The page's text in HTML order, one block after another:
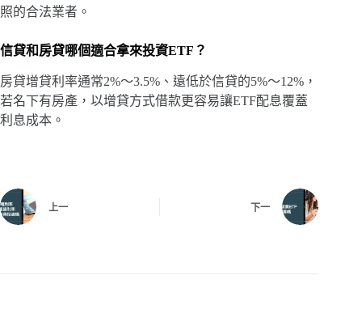
照的合法業者。
信貸和房貸哪個適合拿來投資ETF？
房貸增貸利率通常2%～3.5%、遠低於信貸的5%～12%，
若名下有房產，以增貸方式借款更容易讓ETF配息覆蓋
利息成本。
上一 下一